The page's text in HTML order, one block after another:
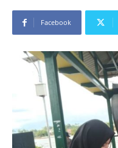
Facebook